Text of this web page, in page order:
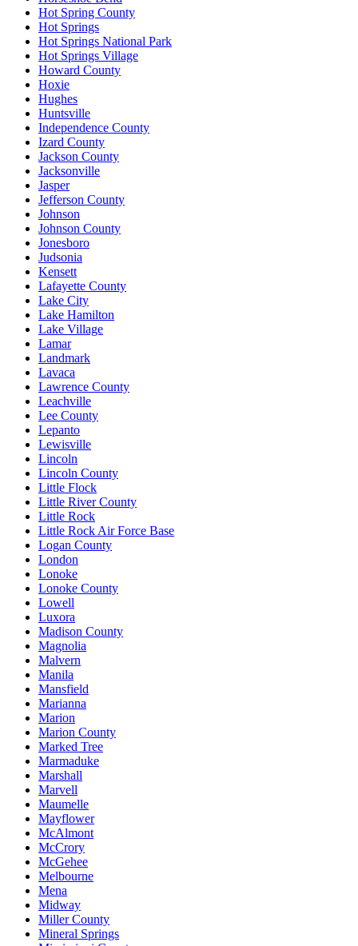
Hot Spring County
Hot Springs
Hot Springs National Park
Hot Springs Village
Howard County
Hoxie
Hughes
Huntsville
Independence County
Izard County
Jackson County
Jacksonville
Jasper
Jefferson County
Johnson
Johnson County
Jonesboro
Judsonia
Kensett
Lafayette County
Lake City
Lake Hamilton
Lake Village
Lamar
Landmark
Lavaca
Lawrence County
Leachville
Lee County
Lepanto
Lewisville
Lincoln
Lincoln County
Little Flock
Little River County
Little Rock
Little Rock Air Force Base
Logan County
London
Lonoke
Lonoke County
Lowell
Luxora
Madison County
Magnolia
Malvern
Manila
Mansfield
Marianna
Marion
Marion County
Marked Tree
Marmaduke
Marshall
Marvell
Maumelle
Mayflower
McAlmont
McCrory
McGehee
Melbourne
Mena
Midway
Miller County
Mineral Springs